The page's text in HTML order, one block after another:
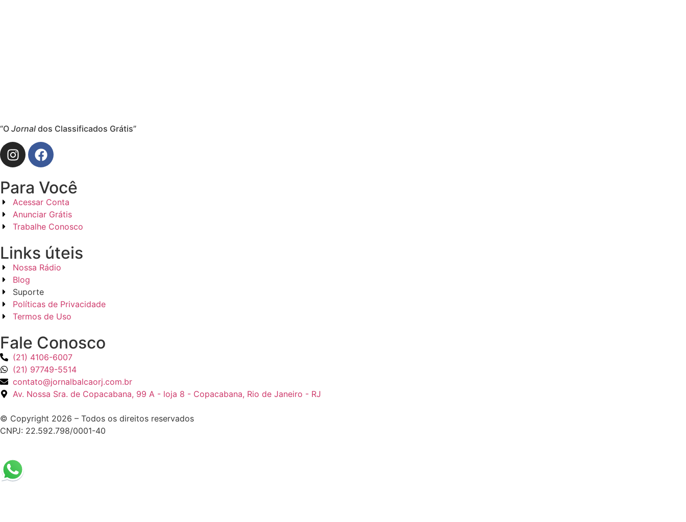
“O Jornal dos Classificados Grátis”
Para Você
Acessar Conta
Anunciar Grátis
Trabalhe Conosco
Links úteis
Nossa Rádio
Blog
Suporte
Políticas de Privacidade
Termos de Uso
Fale Conosco
(21) 4106-6007
(21) 97749-5514
contato@jornalbalcaorj.com.br
Av. Nossa Sra. de Copacabana, 99 A - loja 8 - Copacabana, Rio de Janeiro - RJ
© Copyright 2026 – Todos os direitos reservados
CNPJ: 22.592.798/0001-40